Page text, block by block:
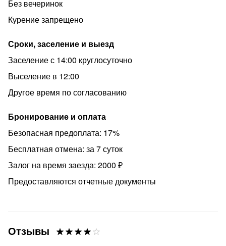
Почему гости отдают предпочтение нашим квартирам:
- уютно как дома;
- выглаженное белоснежное постельное белье из
качественного материала;
- махровые полотенца банные и для лица;
- действительно чистые квартиры;
- посуда, кухонные приборы и принадлежности для
приготовления пищи по своему вкусу;
- фен, утюг, гладильная доска, стиральная машина
автомат, сушилка для белья.
Услуги наших партнёров:
Заселение КРУГЛОСУТОЧНО!!!
Внимание!!! Наши квартиры не сдаются на торжества и
различные мероприятия.
Без вечеринок
Курение запрещено
Сроки, заселение и выезд
Заселение с 14:00 круглосуточно
Выселение в 12:00
Другое время по согласованию
Бронирование и оплата
Безопасная предоплата: 17%
Бесплатная отмена: за 7 суток
Залог на время заезда: 2000 ₽
Предоставляются отчетные документы
Отзывы